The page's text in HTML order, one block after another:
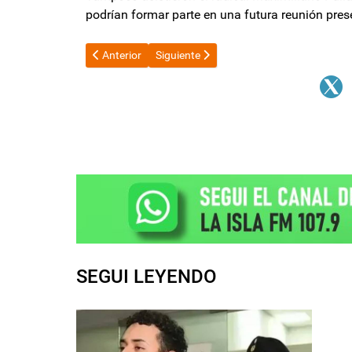
podrían formar parte en una futura reunión
Artículo anterior: La Argentina está cara: tiene
Anterior Artículo siguiente: Federico
Siguiente
SEGUI LEYENDO